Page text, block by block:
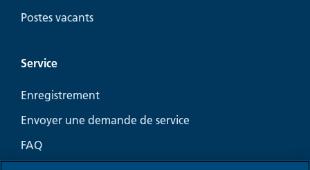
Postes vacants
Service
Enregistrement
Envoyer une demande de service
FAQ